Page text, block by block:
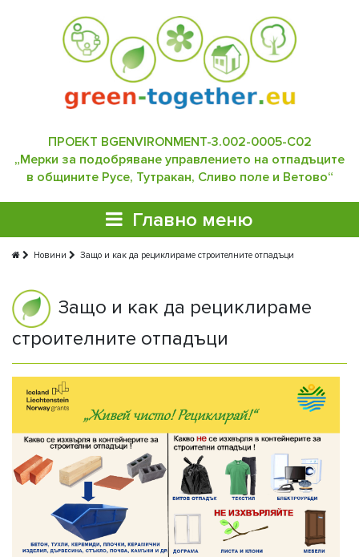
ПРОЕКТ BGENVIRONMENT-3.002-0005-C02
„Мерки за подобряване управлението на отпадъците
в общините Русе, Тутракан, Сливо поле и Ветово“
Главно меню
Новини Защо и как да рециклираме строителните отпадъци
Защо и как да рециклираме
строителните отпадъци